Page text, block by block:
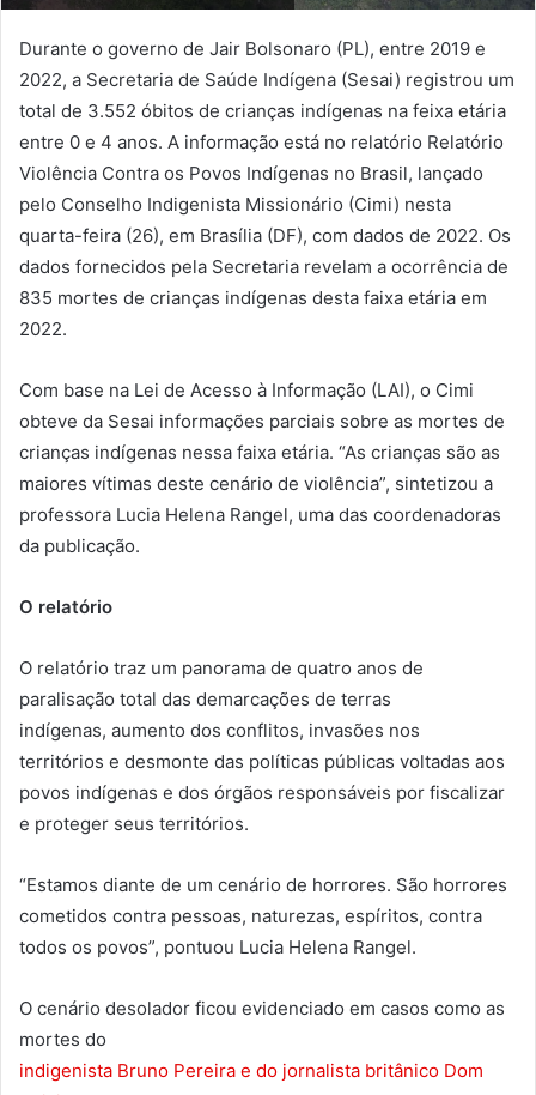
Durante o governo de Jair Bolsonaro (PL), entre 2019 e
2022, a Secretaria de Saúde Indígena (Sesai) registrou um
total de 3.552 óbitos de crianças indígenas na feixa etária
entre 0 e 4 anos. A informação está no relatório Relatório
Violência Contra os Povos Indígenas no Brasil, lançado
pelo Conselho Indigenista Missionário (Cimi) nesta
quarta-feira (26), em Brasília (DF), com dados de 2022. Os
dados fornecidos pela Secretaria revelam a ocorrência de
835 mortes de crianças indígenas desta faixa etária em
2022.
Com base na Lei de Acesso à Informação (LAI), o Cimi
obteve da Sesai informações parciais sobre as mortes de
crianças indígenas nessa faixa etária. “As crianças são as
maiores vítimas deste cenário de violência”, sintetizou a
professora Lucia Helena Rangel, uma das coordenadoras
da publicação.
O relatório
O relatório traz um panorama de quatro anos de
paralisação total das demarcações de terras
indígenas, aumento dos conflitos, invasões nos
territórios e desmonte das políticas públicas voltadas aos
povos indígenas e dos órgãos responsáveis por fiscalizar
e proteger seus territórios.
“Estamos diante de um cenário de horrores. São horrores
cometidos contra pessoas, naturezas, espíritos, contra
todos os povos”, pontuou Lucia Helena Rangel.
O cenário desolador ficou evidenciado em casos como as
mortes do
indigenista Bruno Pereira e do jornalista britânico Dom